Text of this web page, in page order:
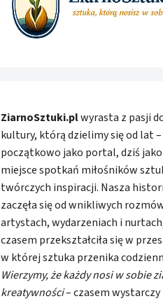
ZiarnoSztuki.plwyrasta z pasji
kultury, którą dzielimy się od lat –
początkowo jako portal, dziś jako
miejsce spotkań miłośników
twórczych inspiracji. Nasza
zaczęła się od wnikliwych
artystach, wydarzeniach i
czasem przekształciła się w
w której sztuka przenika
Wierzymy, że każdy nosi w sobie
kreatywności– czasem